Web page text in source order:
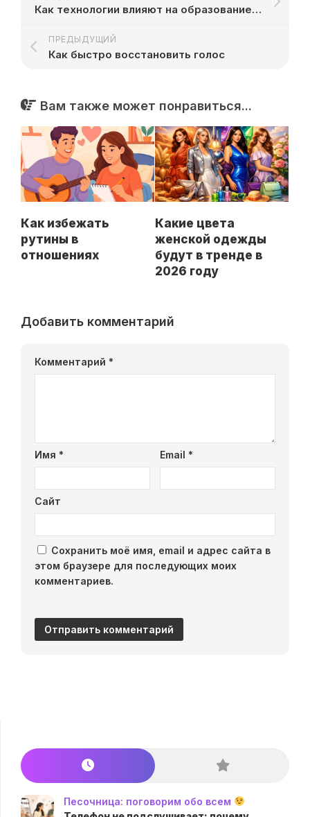
Как технологии влияют на образование будущего
ПРЕДЫДУЩИЙ
Как быстро восстановить голос
Вам также может понравиться...
Как избежать
рутины в
отношениях
Какие цвета
женской одежды
будут в тренде в
2026 году
Добавить комментарий
Комментарий *
Имя * Email *
Сайт
Сохранить моё имя, email и адрес сайта в
этом браузере для последующих моих
комментариев.
Песочница: поговорим обо всем